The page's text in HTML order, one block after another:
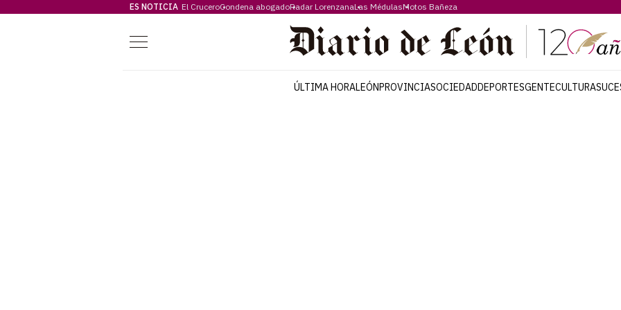
ES NOTICIA El CruceroCondena abogadoRadar LorenzanaLas MédulasMotos Bañeza
Menú
ÚLTIMA HORALEÓNPROVINCIASOCIEDADDEPORTESGENTECULTURA